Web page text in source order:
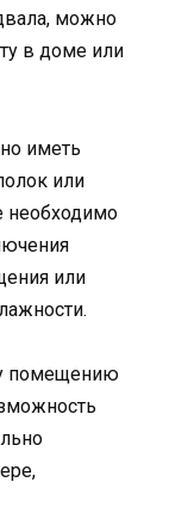
можно
в доме или
иметь
или
необходимо
или
помещению